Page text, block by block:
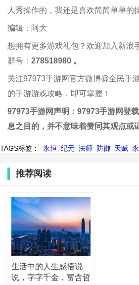
人秀操作的，我还是喜欢简简单单的
编辑：阿大
想拥有更多游戏礼包？欢迎加入新浪
群号： 278518980 。
关注97973手游网官方微博@全民手
的手游游戏攻略，即可掌握！
97973手游网声明：97973手游网登
息之目的，并不意味着赞同其观点或
TAGS标签： 永恒 纪元 法师 防御 天赋
推荐阅读
生活中的人生感悟说
说，字字千金，富含哲